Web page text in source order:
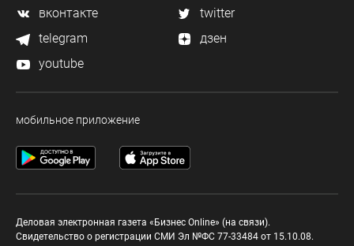
вконтакте
twitter
telegram
дзен
youtube
мобильное приложение
Деловая электронная газета «Бизнес Online» (на связи).
Свидетельство о регистрации СМИ Эл №ФС 77-33484 от 15.10.08.